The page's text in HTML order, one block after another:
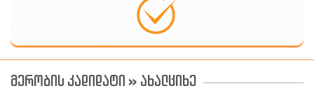
მერობის კადიდატი » ახალციხე